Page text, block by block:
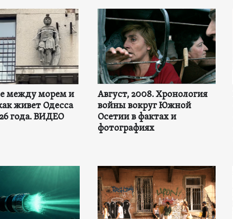
между морем и
живет Одесса
года. ВИДЕО
Август, 2008. Хронология
войны вокруг Южной
Осетии в фактах и
фотографиях